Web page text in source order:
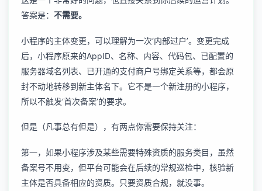
答案是： 不需要。
小程序的主体变更，可以理解为一次‘内部过户’。变更完成
后，小程序原来的AppID、名称、内容、代码包、已配置的
服务器域名列表、已开通的支付商户号绑定关系等，都会原
封不动地转移到新主体名下。它不是一个新注册的小程序，
所以不触发‘首次备案’的要求。
但是（凡事总有但是），有两点你需要保持关注：
第一，如果小程序涉及某些需要特殊资质的服务类目，虽然
备案号不用变，但平台可能会在后续的常规巡检中，核验新
主体是否具备相应的资质。只要资质合规，就没事。